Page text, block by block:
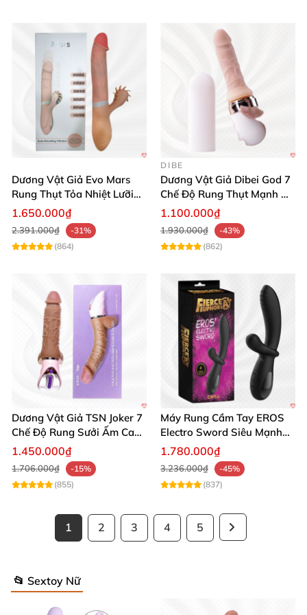
Dương Vật Giả Evo Mars
Rung Thụt Tỏa Nhiệt Lưỡi
Liếm Cao Cấp
1.650.000₫
2.391.000₫
-31%
(864)
DIBE
Dương Vật Giả Dibei God 7
Chế Độ Rung Thụt Mạnh Mẽ
Tỏa Nhiệt Kích Thích
1.100.000₫
1.930.000₫
-43%
(862)
Dương Vật Giả TSN Joker 7
Chế Độ Rung Sưởi Ấm Cao
Cấp
1.450.000₫
1.706.000₫
-15%
(855)
Máy Rung Cầm Tay EROS
Electro Sword Siêu Mạnh
Giúp Thư Giãn
1.780.000₫
3.236.000₫
-45%
(837)
1 2 3 4 5
📂 Sextoy Nữ